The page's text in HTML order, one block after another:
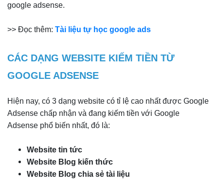
google adsense.
>> Đọc thêm: Tài liệu tự học google ads
CÁC DẠNG WEBSITE KIẾM TIỀN TỪ
GOOGLE ADSENSE
Hiện nay, có 3 dạng website có tỉ lệ cao nhất được Google
Adsense chấp nhận và đang kiếm tiền với Google
Adsense phổ biến nhất, đó là:
Website tin tức
Website Blog kiến thức
Website Blog chia sẻ tài liệu